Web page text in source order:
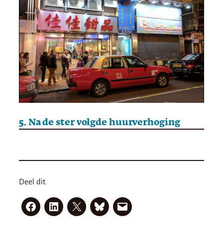
5. Na de ster volgde huurverhoging
Deel dit